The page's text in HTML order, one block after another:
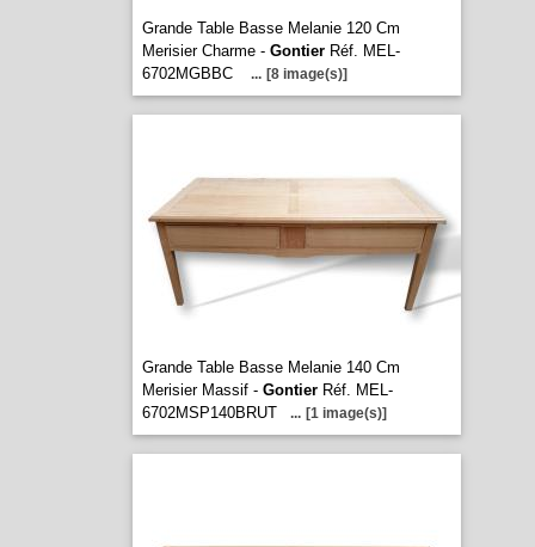
Grande Table Basse Melanie 120 Cm
Merisier Charme - GontierRéf. MEL-
6702MGBBC
... [8 image(s)]
Grande Table Basse Melanie 140 Cm
Merisier Massif - GontierRéf. MEL-
6702MSP140BRUT
... [1 image(s)]